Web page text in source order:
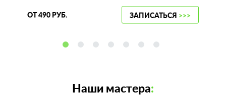
ОТ 490 РУБ. ЗАПИСАТЬСЯ >>>
Наши мастера: